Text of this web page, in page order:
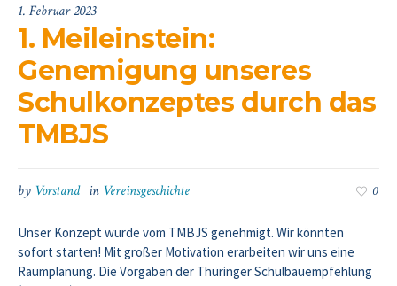
1. Februar 2023
1. Meileinstein:
Genemigung unseres
Schulkonzeptes durch das
TMBJS
by Vorstand in Vereinsgeschichte 0
Unser Konzept wurde vom TMBJS genehmigt. Wir könnten
sofort starten! Mit großer Motivation erarbeiten wir uns eine
Raumplanung. Die Vorgaben der Thüringer Schulbauempfehlung